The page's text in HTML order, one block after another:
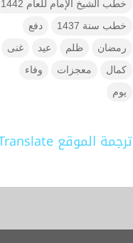
خطب الشيخ الإمام للعام 1442
خطب سنة 1437
دفع
رمضان
ظلم عيد
غنى
كمال
معجزات
وفاء
يوم
ترجمة الموقع Translate